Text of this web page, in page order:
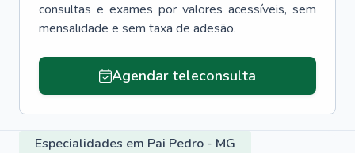
consultas e exames por valores acessíveis, sem
mensalidade e sem taxa de adesão.
Agendar teleconsulta
Especialidades em Pai Pedro - MG